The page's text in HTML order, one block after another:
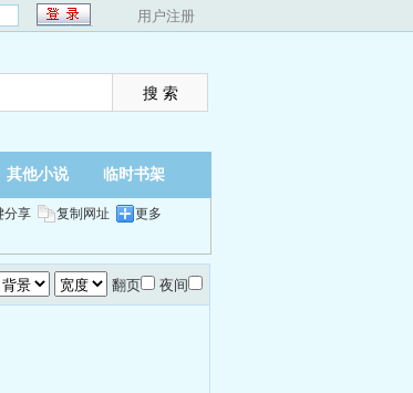
用户注册
其他小说 临时书架
分享 复制网址 更多
翻页 夜间